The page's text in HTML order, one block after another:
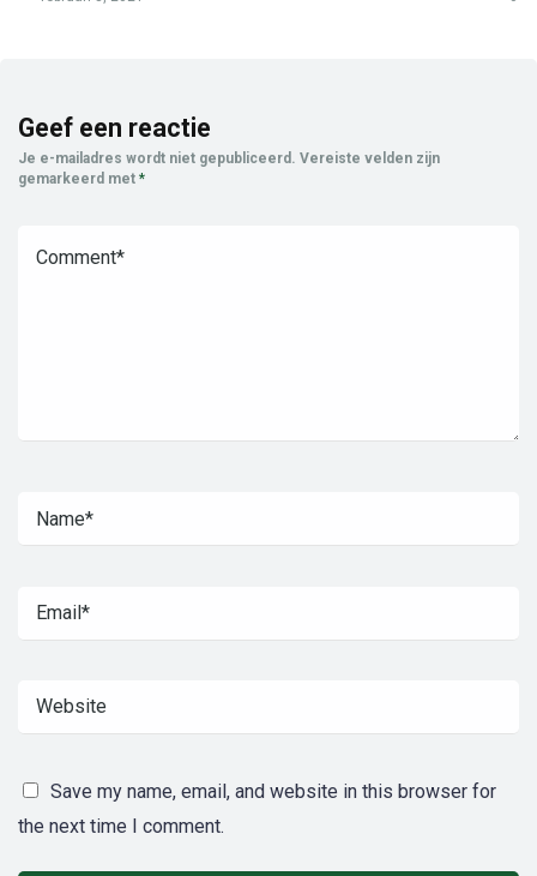
Geef een reactie
Je e-mailadres wordt niet gepubliceerd. Vereiste velden zijn
gemarkeerd met *
Save my name, email, and website in this browser for
the next time I comment.